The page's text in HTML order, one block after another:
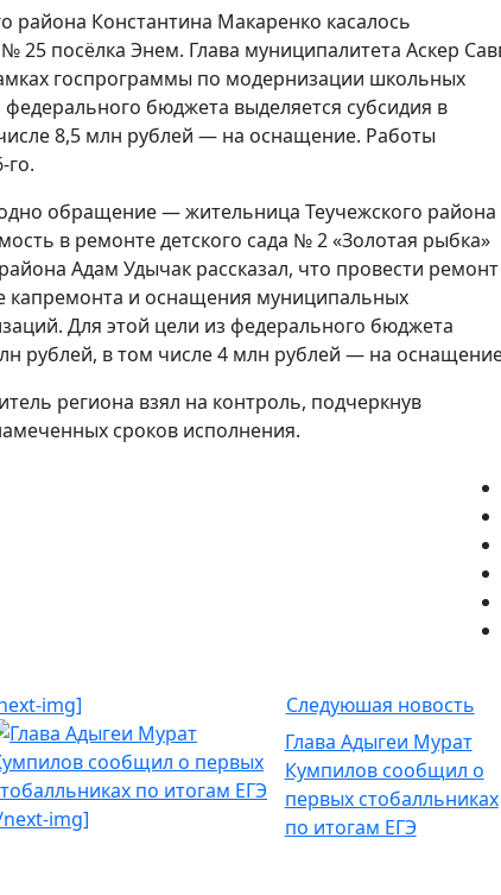
района Константина Макаренко касалось
посёлка Энем. Глава муниципалитета Аскер
госпрограммы по модернизации школьных
бюджета выделяется субсидия в
8,5 млн рублей — на оснащение. Работы
го.
обращение — жительница Теучежского района
в ремонте детского сада № 2 «Золотая рыбка»
Адам Удычак рассказал, что провести ремонт
капремонта и оснащения муниципальных
Для этой цели из федерального бюджета
рублей, в том числе 4 млн рублей — на
региона взял на контроль, подчеркнув
сроков исполнения.
img]
img]
Следуюшая новость
Глава Адыгеи Мурат
Кумпилов сообщил о
первых стобалльниках
по итогам ЕГЭ